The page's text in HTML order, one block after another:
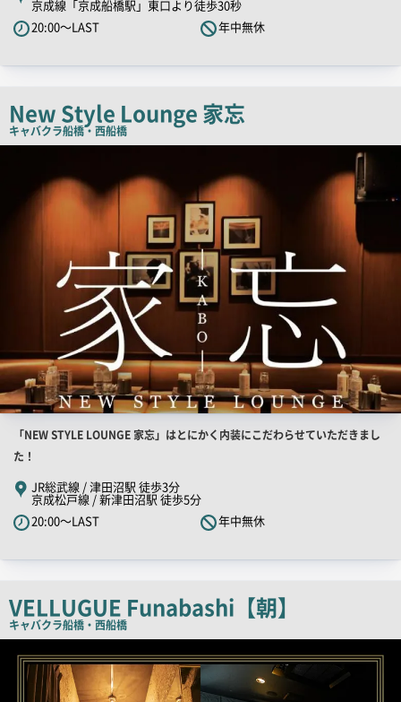
PR
キ
ッ
コ
ピ
京成線「京成船橋駅」東口より徒歩30秒
20:00～LAST
年中無休
New Style Lounge 家忘
キャバクラ船橋・西船橋
店
舗
PR
キ
ャ
チ
ピ
ー
「NEW STYLE LOUNGE 家忘」はとにかく内装にこだわらせていただきまし
た！
JR総武線 / 津田沼駅 徒歩3分
京成松戸線 / 新津田沼駅 徒歩5分
20:00～LAST
年中無休
VELLUGUE Funabashi【朝】
キャバクラ船橋・西船橋
店